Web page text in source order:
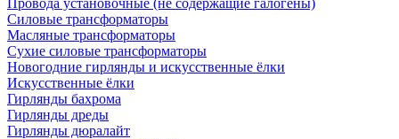
Провода установочные (не содержащие галогены)
Силовые трансформаторы
Масляные трансформаторы
Сухие силовые трансформаторы
Новогодние гирлянды и искусственные ёлки
Искусственные ёлки
Гирлянды бахрома
Гирлянды дреды
Гирлянды дюралайт